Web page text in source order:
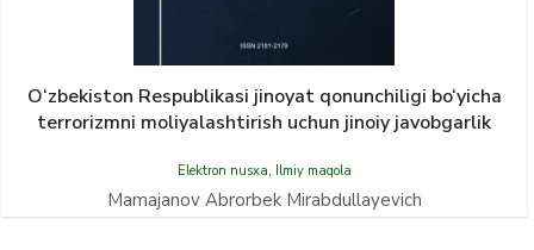
O‘zbekiston Respublikasi jinoyat qonunchiligi bo‘yicha
terrorizmni moliyalashtirish uchun jinoiy javobgarlik
Elektron nusxa, Ilmiy maqola
Mamajanov Abrorbek Mirabdullayevich